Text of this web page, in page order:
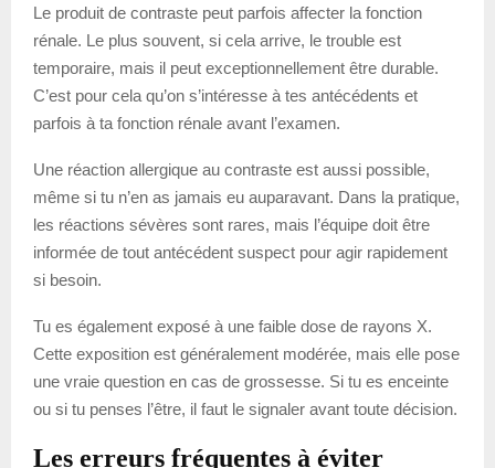
Le produit de contraste peut parfois affecter la fonction
rénale. Le plus souvent, si cela arrive, le trouble est
temporaire, mais il peut exceptionnellement être durable.
C’est pour cela qu’on s’intéresse à tes antécédents et
parfois à ta fonction rénale avant l’examen.
Une réaction allergique au contraste est aussi possible,
même si tu n’en as jamais eu auparavant. Dans la pratique,
les réactions sévères sont rares, mais l’équipe doit être
informée de tout antécédent suspect pour agir rapidement
si besoin.
Tu es également exposé à une faible dose de rayons X.
Cette exposition est généralement modérée, mais elle pose
une vraie question en cas de grossesse. Si tu es enceinte
ou si tu penses l’être, il faut le signaler avant toute décision.
Les erreurs fréquentes à éviter